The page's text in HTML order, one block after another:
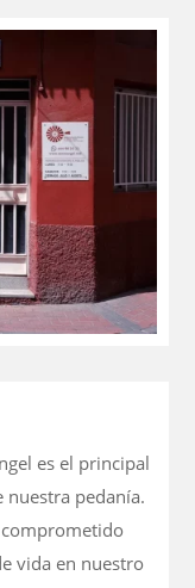
es el principal
nuestra pedanía.
vida en nuestro